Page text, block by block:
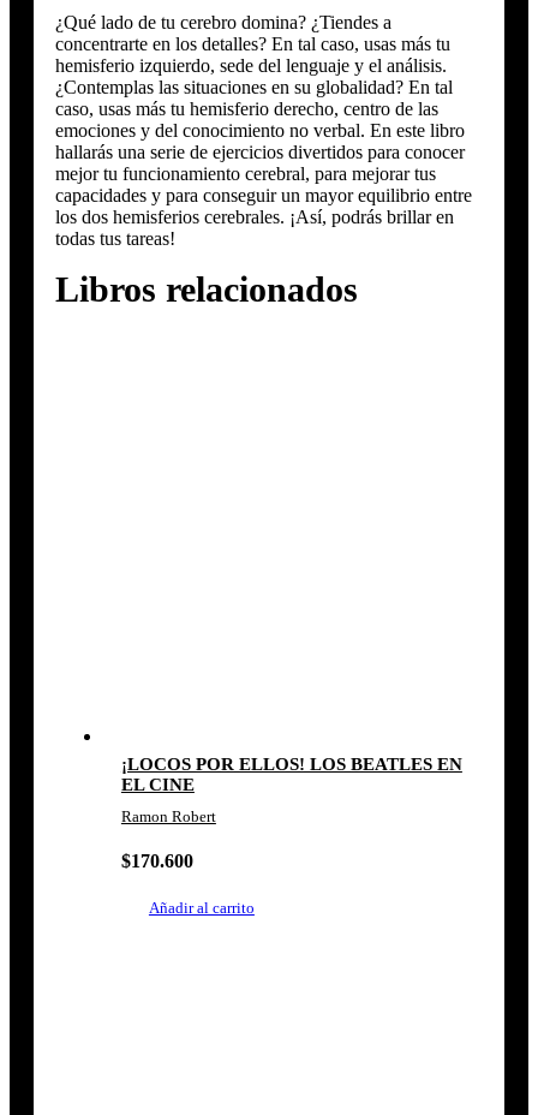
¿Qué lado de tu cerebro domina? ¿Tiendes a
concentrarte en los detalles? En tal caso, usas más tu
hemisferio izquierdo, sede del lenguaje y el análisis.
¿Contemplas las situaciones en su globalidad? En tal
caso, usas más tu hemisferio derecho, centro de las
emociones y del conocimiento no verbal. En este libro
hallarás una serie de ejercicios divertidos para conocer
mejor tu funcionamiento cerebral, para mejorar tus
capacidades y para conseguir un mayor equilibrio entre
los dos hemisferios cerebrales. ¡Así, podrás brillar en
todas tus tareas!
Libros relacionados
¡LOCOS POR ELLOS! LOS BEATLES EN
EL CINE
Ramon Robert
$170.600
Añadir al carrito